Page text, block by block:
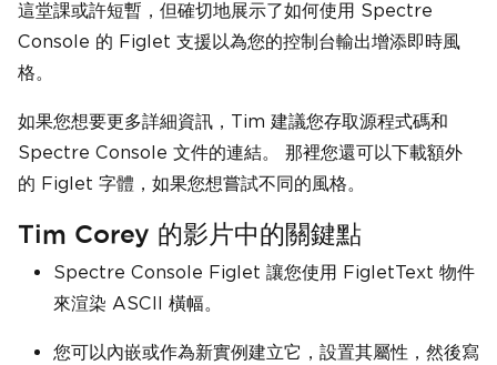
這堂課或許短暫，但確切地展示了如何使用 Spectre
Console 的 Figlet 支援以為您的控制台輸出增添即時風
格。
如果您想要更多詳細資訊，Tim 建議您存取源程式碼和
Spectre Console 文件的連結。 那裡您還可以下載額外
的 Figlet 字體，如果您想嘗試不同的風格。
Tim Corey 的影片中的關鍵點
Spectre Console Figlet 讓您使用 FigletText 物件
來渲染 ASCII 橫幅。
您可以內嵌或作為新實例建立它，設置其屬性，然後寫